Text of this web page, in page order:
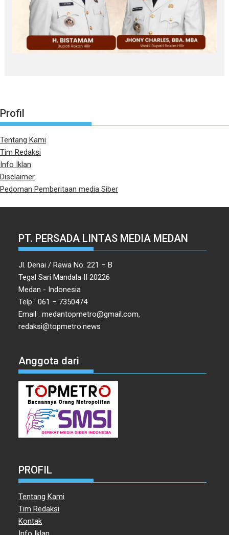
Profil
Tentang Kami
Tim Redaksi
Info Iklan
Disclaimer
Pedoman Pemberitaan media Siber
PT. PERSADA LINTAS MEDIA MEDAN
Jl. Denai / Rawa No. 221 – B
Tegal Sari Mandala II 20226
Medan - Indonesia
Telp : 061 – 7350474
Email : medantopmetro@gmail.com,
redaksi@topmetro.news
Anggota dari
PROFIL
Tentang Kami
Tim Redaksi
Kontak